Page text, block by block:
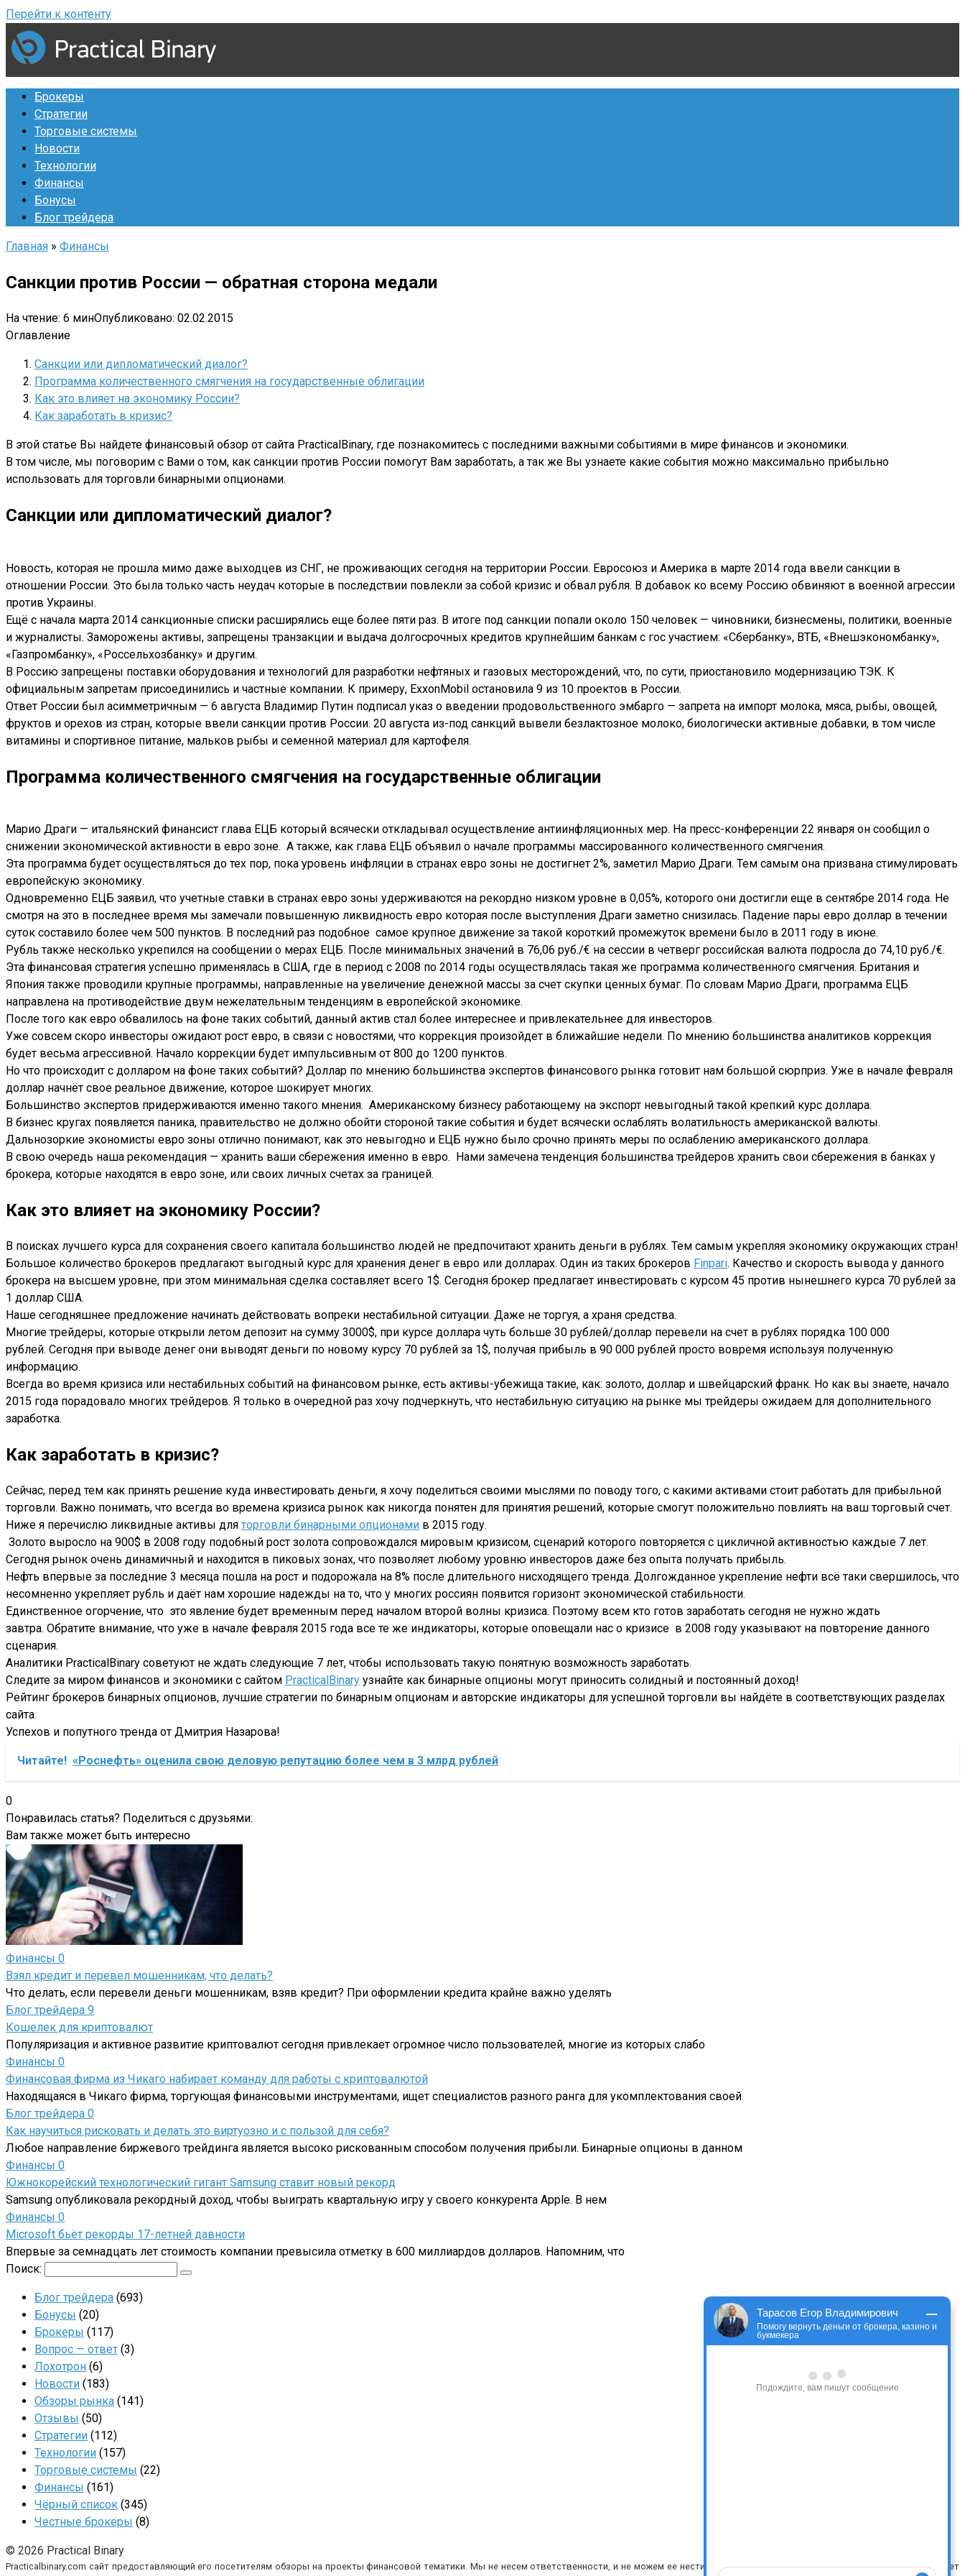
Перейти к контенту
Брокеры
Стратегии
Торговые системы
Новости
Технологии
Финансы
Бонусы
Блог трейдера
Главная » Финансы
Санкции против России — обратная сторона медали
На чтение: 6 минОпубликовано: 02.02.2015
Оглавление
Санкции или дипломатический диалог?
Программа количественного смягчения на государственные облигации
Как это влияет на экономику России?
Как заработать в кризис?
В этой статье Вы найдете финансовый обзор от сайта PracticalBinary, где познакомитесь с последними важными событиями в мире финансов и экономики.
В том числе, мы поговорим с Вами о том, как санкции против России помогут Вам заработать, а так же Вы узнаете какие события можно максимально прибыльно
использовать для торговли бинарными опционами.
Санкции или дипломатический диалог?
Новость, которая не прошла мимо даже выходцев из СНГ, не проживающих сегодня на территории России. Евросоюз и Америка в марте 2014 года ввели санкции в
отношении России. Это была только часть неудач которые в последствии повлекли за собой кризис и обвал рубля. В добавок ко всему Россию обвиняют в военной агрессии
против Украины.
Ещё с начала марта 2014 санкционные списки расширялись еще более пяти раз. В итоге под санкции попали около 150 человек — чиновники, бизнесмены, политики, военные
и журналисты. Заморожены активы, запрещены транзакции и выдача долгосрочных кредитов крупнейшим банкам с гос участием: «Сбербанку», ВТБ, «Внешэкономбанку»,
«Газпромбанку», «Россельхозбанку» и другим.
В Россию запрещены поставки оборудования и технологий для разработки нефтяных и газовых месторождений, что, по сути, приостановило модернизацию ТЭК. К
официальным запретам присоединились и частные компании. К примеру, ExxonMobil остановила 9 из 10 проектов в России.
Ответ России был асимметричным — 6 августа Владимир Путин подписал указ о введении продовольственного эмбарго — запрета на импорт молока, мяса, рыбы, овощей,
фруктов и орехов из стран, которые ввели санкции против России. 20 августа из-под санкций вывели безлактозное молоко, биологически активные добавки, в том числе
витамины и спортивное питание, мальков рыбы и семенной материал для картофеля.
Программа количественного смягчения на государственные облигации
Марио Драги — итальянский финансист глава ЕЦБ который всячески откладывал осуществление антиинфляционных мер. На пресс-конференции 22 января он сообщил о
снижении экономической активности в евро зоне. А также, как глава ЕЦБ объявил о начале программы массированного количественного смягчения.
Эта программа будет осуществляться до тех пор, пока уровень инфляции в странах евро зоны не достигнет 2%, заметил Марио Драги. Тем самым она призвана стимулировать
европейскую экономику.
Одновременно ЕЦБ заявил, что учетные ставки в странах евро зоны удерживаются на рекордно низком уровне в 0,05%, которого они достигли еще в сентябре 2014 года. Не
смотря на это в последнее время мы замечали повышенную ликвидность евро которая после выступления Драги заметно снизилась. Падение пары евро доллар в течении
суток составило более чем 500 пунктов. В последний раз подобное самое крупное движение за такой короткий промежуток времени было в 2011 году в июне.
Рубль также несколько укрепился на сообщении о мерах ЕЦБ. После минимальных значений в 76,06 руб./€ на сессии в четверг российская валюта подросла до 74,10 руб./€.
Эта финансовая стратегия успешно применялась в США, где в период с 2008 по 2014 годы осуществлялась такая же программа количественного смягчения. Британия и
Япония также проводили крупные программы, направленные на увеличение денежной массы за счет скупки ценных бумаг. По словам Марио Драги, программа ЕЦБ
направлена на противодействие двум нежелательным тенденциям в европейской экономике.
После того как евро обвалилось на фоне таких событий, данный актив стал более интереснее и привлекательнее для инвесторов.
Уже совсем скоро инвесторы ожидают рост евро, в связи с новостями, что коррекция произойдет в ближайшие недели. По мнению большинства аналитиков коррекция
будет весьма агрессивной. Начало коррекции будет импульсивным от 800 до 1200 пунктов.
Но что происходит с долларом на фоне таких событий? Доллар по мнению большинства экспертов финансового рынка готовит нам большой сюрприз. Уже в начале февраля
доллар начнёт свое реальное движение, которое шокирует многих.
Большинство экспертов придерживаются именно такого мнения. Американскому бизнесу работающему на экспорт невыгодный такой крепкий курс доллара.
В бизнес кругах появляется паника, правительство не должно обойти стороной такие события и будет всячески ослаблять волатильность американской валюты.
Дальнозоркие экономисты евро зоны отлично понимают, как это невыгодно и ЕЦБ нужно было срочно принять меры по ослаблению американского доллара.
В свою очередь наша рекомендация — хранить ваши сбережения именно в евро. Нами замечена тенденция большинства трейдеров хранить свои сбережения в банках у
брокера, которые находятся в евро зоне, или своих личных счетах за границей.
Как это влияет на экономику России?
В поисках лучшего курса для сохранения своего капитала большинство людей не предпочитают хранить деньги в рублях. Тем самым укрепляя экономику окружающих стран!
Большое количество брокеров предлагают выгодный курс для хранения денег в евро или долларах. Один из таких брокеров Finpari. Качество и скорость вывода у данного
брокера на высшем уровне, при этом минимальная сделка составляет всего 1$. Сегодня брокер предлагает инвестировать с курсом 45 против нынешнего курса 70 рублей за
1 доллар США.
Наше сегодняшнее предложение начинать действовать вопреки нестабильной ситуации. Даже не торгуя, а храня средства.
Многие трейдеры, которые открыли летом депозит на сумму 3000$, при курсе доллара чуть больше 30 рублей/доллар перевели на счет в рублях порядка 100 000
рублей. Сегодня при выводе денег они выводят деньги по новому курсу 70 рублей за 1$, получая прибыль в 90 000 рублей просто вовремя используя полученную
информацию.
Всегда во время кризиса или нестабильных событий на финансовом рынке, есть активы-убежища такие, как: золото, доллар и швейцарский франк. Но как вы знаете, начало
2015 года порадовало многих трейдеров. Я только в очередной раз хочу подчеркнуть, что нестабильную ситуацию на рынке мы трейдеры ожидаем для дополнительного
заработка.
Как заработать в кризис?
Сейчас, перед тем как принять решение куда инвестировать деньги, я хочу поделиться своими мыслями по поводу того, с какими активами стоит работать для прибыльной
торговли. Важно понимать, что всегда во времена кризиса рынок как никогда понятен для принятия решений, которые смогут положительно повлиять на ваш торговый счет.
Ниже я перечислю ликвидные активы для торговли бинарными опционами в 2015 году.
Золото выросло на 900$ в 2008 году подобный рост золота сопровождался мировым кризисом, сценарий которого повторяется с цикличной активностью каждые 7 лет.
Сегодня рынок очень динамичный и находится в пиковых зонах, что позволяет любому уровню инвесторов даже без опыта получать прибыль.
Нефть впервые за последние 3 месяца пошла на рост и подорожала на 8% после длительного нисходящего тренда. Долгожданное укрепление нефти всё таки свершилось, что
несомненно укрепляет рубль и даёт нам хорошие надежды на то, что у многих россиян появится горизонт экономической стабильности.
Единственное огорчение, что это явление будет временным перед началом второй волны кризиса. Поэтому всем кто готов заработать сегодня не нужно ждать
завтра. Обратите внимание, что уже в начале февраля 2015 года все те же индикаторы, которые оповещали нас о кризисе в 2008 году указывают на повторение данного
сценария.
Аналитики PracticalBinary советуют не ждать следующие 7 лет, чтобы использовать такую понятную возможность заработать.
Следите за миром финансов и экономики с сайтом PracticalBinary узнайте как бинарные опционы могут приносить солидный и постоянный доход!
Рейтинг брокеров бинарных опционов, лучшие стратегии по бинарным опционам и авторские индикаторы для успешной торговли вы найдёте в соответствующих разделах
сайта.
Успехов и попутного тренда от Дмитрия Назарова!
Читайте! «Роснефть» оценила свою деловую репутацию более чем в 3 млрд рублей
0
Понравилась статья? Поделиться с друзьями:
Вам также может быть интересно
Финансы 0
Взял кредит и перевел мошенникам, что делать?
Что делать, если перевели деньги мошенникам, взяв кредит? При оформлении кредита крайне важно уделять
Блог трейдера 9
Кошелек для криптовалют
Популяризация и активное развитие криптовалют сегодня привлекает огромное число пользователей, многие из которых слабо
Финансы 0
Финансовая фирма из Чикаго набирает команду для работы с криптовалютой
Находящаяся в Чикаго фирма, торгующая финансовыми инструментами, ищет специалистов разного ранга для укомплектования своей
Блог трейдера 0
Как научиться рисковать и делать это виртуозно и с пользой для себя?
Любое направление биржевого трейдинга является высоко рискованным способом получения прибыли. Бинарные опционы в данном
Финансы 0
Южнокорейский технологический гигант Samsung ставит новый рекорд
Samsung опубликовала рекордный доход, чтобы выиграть квартальную игру у своего конкурента Apple. В нем
Финансы 0
Microsoft бьёт рекорды 17-летней давности
Впервые за семнадцать лет стоимость компании превысила отметку в 600 миллиардов долларов. Напомним, что
Поиск:
Блог трейдера (693)
Бонусы (20)
Брокеры (117)
Вопрос — ответ (3)
Лохотрон (6)
Новости (183)
Обзоры рынка (141)
Отзывы (50)
Стратегии (112)
Технологии (157)
Торговые системы (22)
Финансы (161)
Чёрный список (345)
Честные брокеры (8)
© 2026 Practical Binary
Practicalbinary.com сайт предоставляющий его посетителям обзоры на проекты финансовой тематики. Мы не несем ответственности, и не можем ее нести, за действия или содержание сайтов, на которые ведет
Тарасов Егор Владимирович
Помогу вернуть деньги от брокера, казино и
букмекера
Подождите, вам пишут сообщение